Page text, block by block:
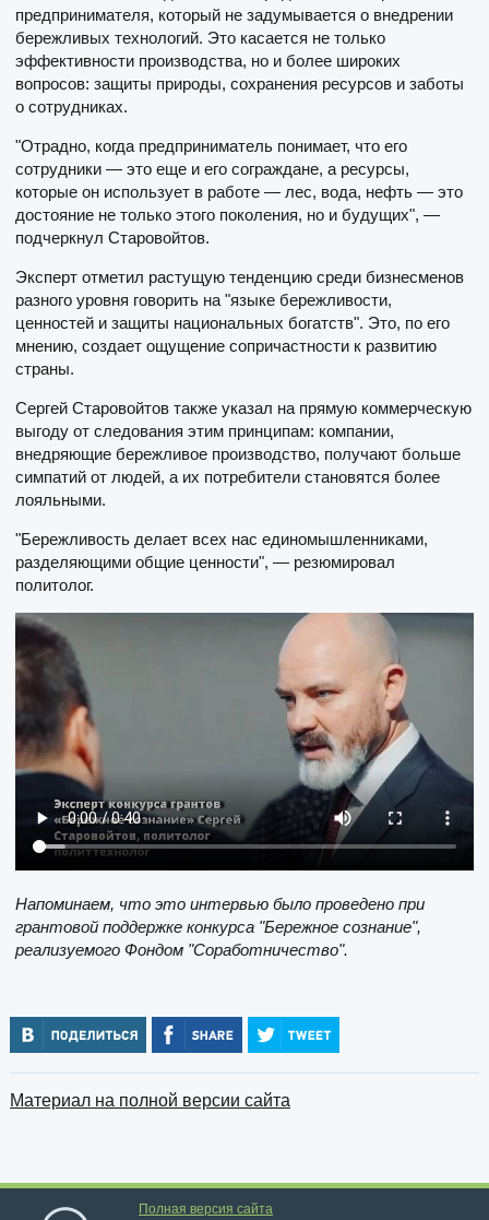
предпринимателя, который не задумывается о внедрении
бережливых технологий. Это касается не только
эффективности производства, но и более широких
вопросов: защиты природы, сохранения ресурсов и заботы
о сотрудниках.
"Отрадно, когда предприниматель понимает, что его
сотрудники — это еще и его сограждане, а ресурсы,
которые он использует в работе — лес, вода, нефть — это
достояние не только этого поколения, но и будущих", —
подчеркнул Старовойтов.
Эксперт отметил растущую тенденцию среди бизнесменов
разного уровня говорить на "языке бережливости,
ценностей и защиты национальных богатств". Это, по его
мнению, создает ощущение сопричастности к развитию
страны.
Сергей Старовойтов также указал на прямую коммерческую
выгоду от следования этим принципам: компании,
внедряющие бережливое производство, получают больше
симпатий от людей, а их потребители становятся более
лояльными.
"Бережливость делает всех нас единомышленниками,
разделяющими общие ценности", — резюмировал
политолог.
Напоминаем, что это интервью было проведено при
грантовой поддержке конкурса "Бережное сознание",
реализуемого Фондом "Соработничество".
Материал на полной версии сайта
Полная версия сайта